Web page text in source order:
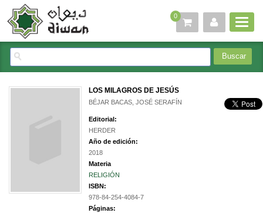
0
LOS MILAGROS DE JESÚS
BÉJAR BACAS, JOSÉ SERAFÍN
Editorial:
HERDER
Año de edición:
2018
Materia
RELIGIÓN
ISBN:
978-84-254-4084-7
Páginas: